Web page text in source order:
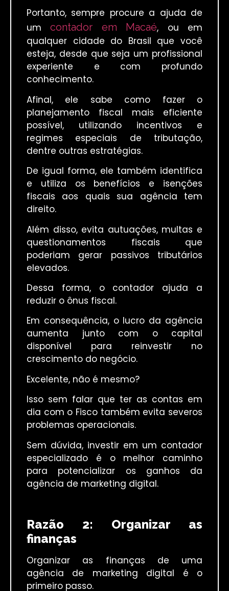
Portanto, sempre procure a ajuda de
umcontador em Macaé, ou em
qualquer cidade do Brasil que você
esteja, desde que seja um profissional
experiente e com profundo
conhecimento.
Afinal, ele sabe como fazer o
planejamento fiscal mais eficiente
possível, utilizando incentivos e
regimes especiais de tributação,
dentre outras estratégias.
De igual forma, ele também identifica
e utiliza os benefícios e isenções
fiscais aos quais sua agência tem
direito.
Além disso, evita autuações, multas e
questionamentos fiscais que
poderiam gerar passivos tributários
elevados.
Dessa forma, o contador ajuda a
reduzir o ônus fiscal.
Em consequência, o lucro da agência
aumenta junto com o capital
disponível para reinvestir no
crescimento do negócio.
Excelente, não é mesmo?
Isso sem falar que ter as contas em
dia com o Fisco também evita severos
problemas operacionais.
Sem dúvida, investir em um contador
especializado é o melhor caminho
para potencializar os ganhos da
agência de marketing digital.
Razão 2: Organizar as
finanças
Organizar as finanças de uma
agência de marketing digital é o
primeiro passo.